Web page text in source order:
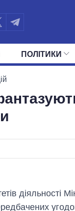
ПОЛIТИКИ
діяльності